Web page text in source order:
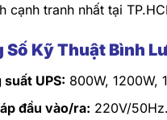
cạnh tranh nhất tại
Số Kỹ Thuật Bình
suất UPS: 800W, 1200W,
đầu vào/ra: 220V/50Hz.